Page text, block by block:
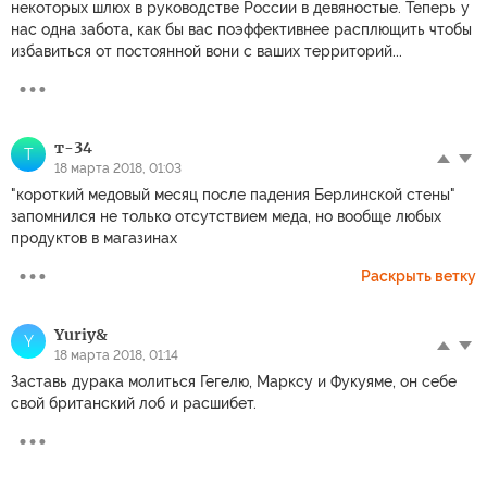
некоторых шлюх в руководстве России в девяностые. Теперь у
нас одна забота, как бы вас поэффективнее расплющить чтобы
избавиться от постоянной вони с ваших территорий...
Т т-34
18 марта 2018, 01:03
"короткий медовый месяц после падения Берлинской стены"
запомнился не только отсутствием меда, но вообще любых
продуктов в магазинах
Раскрыть ветку
Y Yuriy&
18 марта 2018, 01:14
Заставь дурака молиться Гегелю, Марксу и Фукуяме, он себе
свой британский лоб и расшибет.